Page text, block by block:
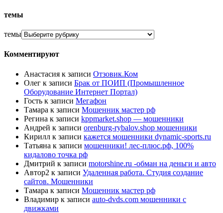
темы
темы
Комментируют
Анастасия к записи Отзовик.Ком
Олег к записи Брак от ПОИП (Промышленное
Оборудование Интернет Портал)
Гость к записи Мегафон
Тамара к записи Мошенник мастер рф
Регина к записи kppmarket.shop — мошенники
Андрей к записи orenburg-rybalov.shop мошенники
Кирилл к записи кажется мошенники dynamic-sports.ru
Татьяна к записи мошенники! лес-плюс.рф, 100%
кидалово точка рф
Дмитрий к записи motorshine.ru -обман на деньги и авто
Автор2 к записи Удаленная работа. Студия создание
сайтов. Мошенники
Тамара к записи Мошенник мастер рф
Владимир к записи auto-dvds.com мошенники с
движками